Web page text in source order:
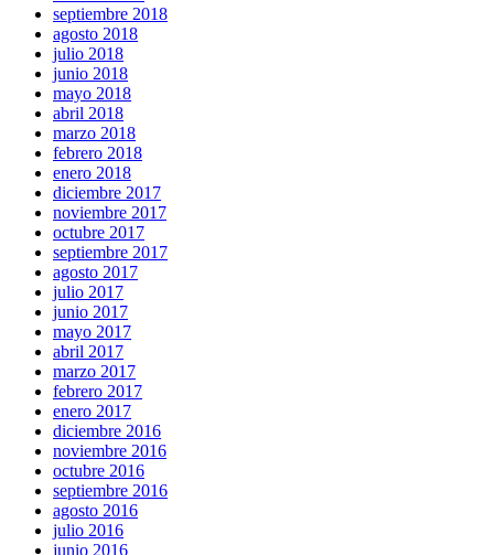
septiembre 2018
agosto 2018
julio 2018
junio 2018
mayo 2018
abril 2018
marzo 2018
febrero 2018
enero 2018
diciembre 2017
noviembre 2017
octubre 2017
septiembre 2017
agosto 2017
julio 2017
junio 2017
mayo 2017
abril 2017
marzo 2017
febrero 2017
enero 2017
diciembre 2016
noviembre 2016
octubre 2016
septiembre 2016
agosto 2016
julio 2016
junio 2016